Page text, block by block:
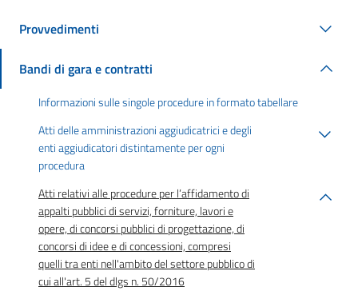
Provvedimenti
Bandi di gara e contratti
Informazioni sulle singole procedure in formato tabellare
Atti delle amministrazioni aggiudicatrici e degli
enti aggiudicatori distintamente per ogni
procedura
Atti relativi alle procedure per l’affidamento di
appalti pubblici di servizi, forniture, lavori e
opere, di concorsi pubblici di progettazione, di
concorsi di idee e di concessioni, compresi
quelli tra enti nell'ambito del settore pubblico di
cui all'art. 5 del dlgs n. 50/2016